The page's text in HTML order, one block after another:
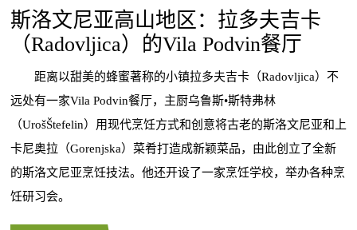
斯洛文尼亚高山地区：拉多夫吉卡
（Radovljica）的Vila Podvin餐厅
距离以甜美的蜂蜜著称的小镇拉多夫吉卡（Radovljica）不
远处有一家Vila Podvin餐厅，主厨乌鲁斯•斯特弗林
（UrošŠtefelin）用现代烹饪方式和创意将古老的斯洛文尼亚和上
卡尼奥拉（Gorenjska）菜肴打造成新颖菜品，由此创立了全新
的斯洛文尼亚烹饪技法。他还开设了一家烹饪学校，举办各种烹
饪研习会。